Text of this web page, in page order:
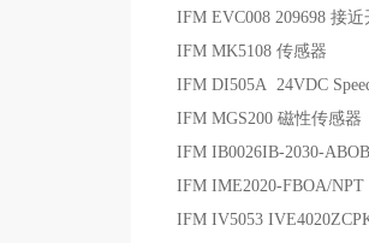
IFM EVC008 209698 接
IFM MK5108 传感器
IFM DI505A 24VDC
IFM MGS200 磁性传感器
IFM IB0026IB-2030-
IFM IME2020-FBOA/
IFM IV5053